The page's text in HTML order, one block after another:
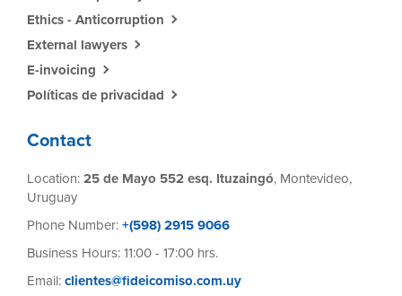
Ethics - Anticorruption
External lawyers
E-invoicing
Políticas de privacidad
Contact
Location: 25 de Mayo 552 esq. Ituzaingó, Montevideo,
Uruguay
Phone Number: +(598) 2915 9066
Business Hours: 11:00 - 17:00 hrs.
Email: clientes@fideicomiso.com.uy